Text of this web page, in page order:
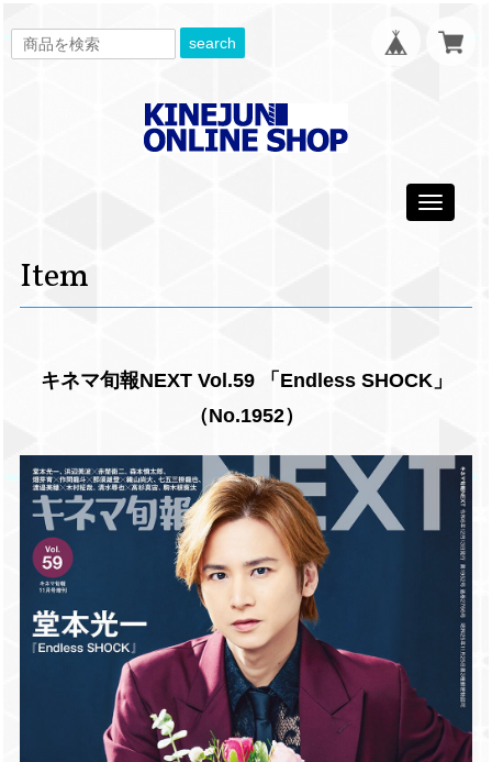
search
Toggle
Item
キネマ旬報NEXT Vol.59 「Endless SHOCK」
（No.1952）